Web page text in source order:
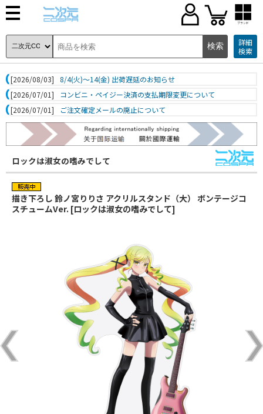
ブランド
詳細
検索
[2026/08/03]
8/4(火)～14(金) 出荷遅延のお知らせ
[2026/07/01]
コンビニ・ペイジー決済の支払期限変更について
[2026/07/01]
ご注文確定メールの廃止について
ロックは淑女の嗜みでして
描き下ろし 鈴ノ宮りりさ アクリルスタンド（大） ボンテージコ
スチュームVer. [ロックは淑女の嗜みでして]